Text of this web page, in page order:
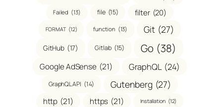
Failed (13) file (15) filter (20)
FORMAT (12) function (13) Git (27)
GitHub (17) Gitlab (15) Go (38)
Google AdSense (21) GraphQL (24)
GraphQL API (14) Gutenberg (27)
http (21) https (21) Installation (12)